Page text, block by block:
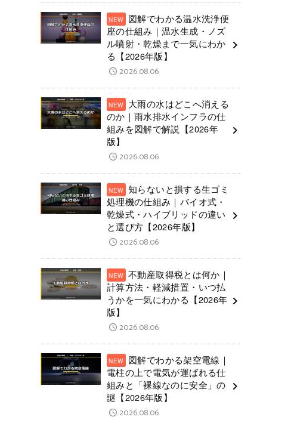
図解でわかる温水洗浄便
座の仕組み｜温水生成・ノズ
ル噴射・乾燥まで一気にわか
る【2026年版】
2026.08.06
大雨の水はどこへ消える
のか｜雨水排水インフラの仕
組みを図解で解説【2026年
版】
2026.08.06
知らないと損する生ゴミ
処理機の仕組み｜バイオ式・
乾燥式・ハイブリッドの違い
と選び方【2026年版】
2026.08.06
不動産取得税とは何か｜
計算方法・軽減措置・いつ払
うかを一気にわかる【2026年
版】
2026.08.06
図解でわかる架空電線｜
電柱の上で電気が運ばれる仕
組みと「裸線なのに安全」の
謎【2026年版】
2026.08.06